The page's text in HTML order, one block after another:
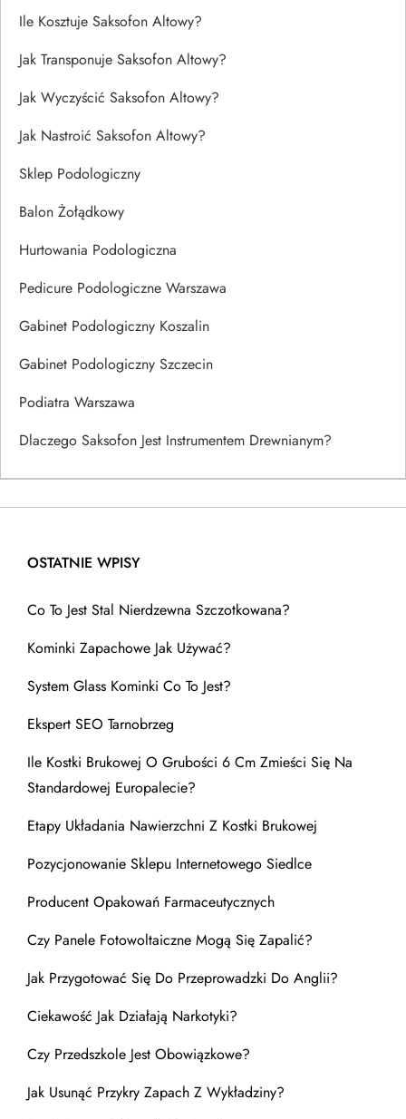
Ile Kosztuje Saksofon Altowy?
Jak Transponuje Saksofon Altowy?
Jak Wyczyścić Saksofon Altowy?
Jak Nastroić Saksofon Altowy?
Sklep Podologiczny
Balon Żołądkowy
Hurtowania Podologiczna
Pedicure Podologiczne Warszawa
Gabinet Podologiczny Koszalin
Gabinet Podologiczny Szczecin
Podiatra Warszawa
Dlaczego Saksofon Jest Instrumentem Drewnianym?
OSTATNIE WPISY
Co To Jest Stal Nierdzewna Szczotkowana?
Kominki Zapachowe Jak Używać?
System Glass Kominki Co To Jest?
Ekspert SEO Tarnobrzeg
Ile Kostki Brukowej O Grubości 6 Cm Zmieści Się Na
Standardowej Europalecie?
Etapy Układania Nawierzchni Z Kostki Brukowej
Pozycjonowanie Sklepu Internetowego Siedlce
Producent Opakowań Farmaceutycznych
Czy Panele Fotowoltaiczne Mogą Się Zapalić?
Jak Przygotować Się Do Przeprowadzki Do Anglii?
Ciekawość Jak Działają Narkotyki?
Czy Przedszkole Jest Obowiązkowe?
Jak Usunąć Przykry Zapach Z Wykładziny?